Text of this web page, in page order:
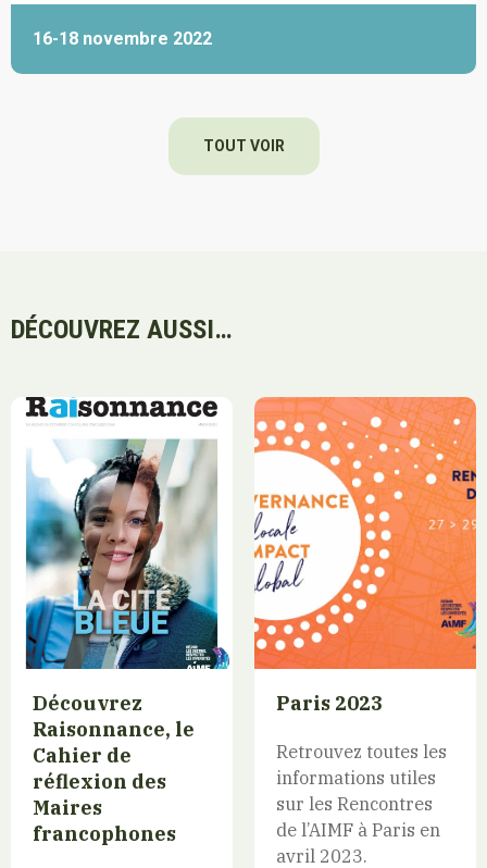
16-18 novembre 2022
TOUT VOIR
DÉCOUVREZ AUSSI…
Découvrez
Raisonnance, le
Cahier de
réflexion des
Maires
francophones
Paris 2023
Retrouvez toutes les
informations utiles
sur les Rencontres
de l’AIMF à Paris en
avril 2023.